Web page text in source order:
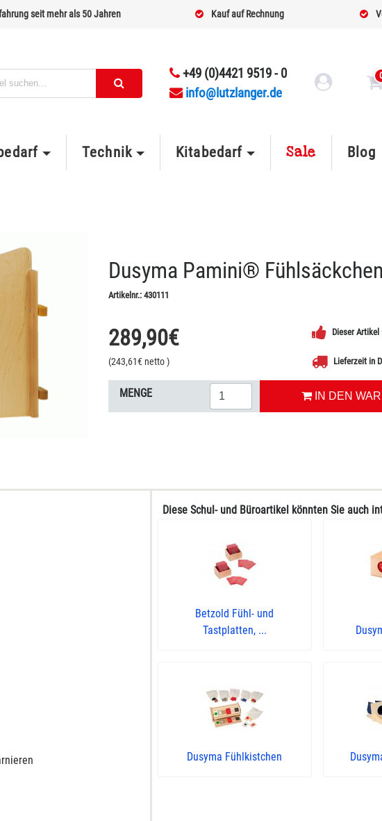
seit mehr als 50 Jahren Kauf auf Rechnung
+49 (0)4421 9519 - 0
info@lutzlanger.de
Technik Kitabedarf Sale Blog
Dusyma Pamini® Fühlsäckchen
Artikelnr.: 430111
289,90€
(243,61€ netto)
Dieser
Lieferzeit in
MENGE IN DEN
Diese Schul- und Büroartikel könnten Sie auch
Betzold Fühl- und
Tastplatten, ...
Dusyma Fühlkistchen